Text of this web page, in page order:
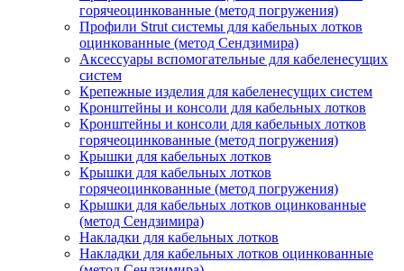
горячеоцинкованные (метод погружения)
Профили Strut системы для кабельных лотков
оцинкованные (метод Сендзимира)
Аксессуары вспомогательные для кабеленесущих
систем
Крепежные изделия для кабеленесущих систем
Кронштейны и консоли для кабельных лотков
Кронштейны и консоли для кабельных лотков
горячеоцинкованные (метод погружения)
Крышки для кабельных лотков
Крышки для кабельных лотков
горячеоцинкованные (метод погружения)
Крышки для кабельных лотков оцинкованные
(метод Сендзимира)
Накладки для кабельных лотков
Накладки для кабельных лотков оцинкованные